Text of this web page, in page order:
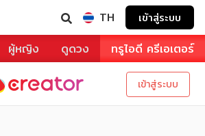
TH เข้าสู่ระบบ
ผู้หญิง ดูดวง ทรูไอดี ครีเอเตอร์
เข้าสู่ระบบ